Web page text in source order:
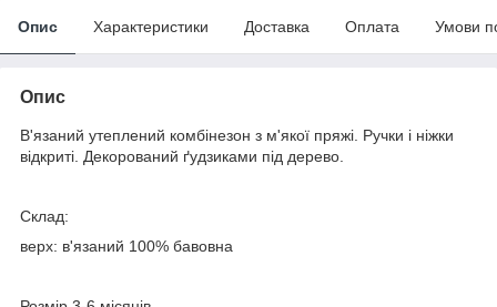
Опис Характеристики Доставка Оплата Умови
Опис
В'язаний утеплений комбінезон з м'якої пряжі. Ручки і ніжки
відкриті. Декорований ґудзиками під дерево.
Склад:
верх: в'язаний 100% бавовна